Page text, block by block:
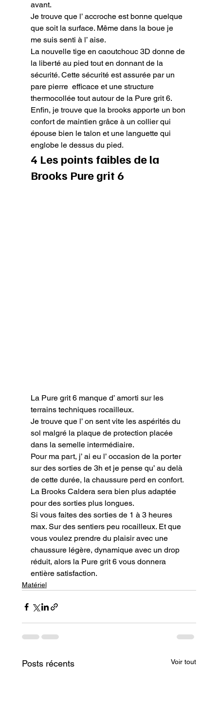
avant.
Je trouve que l’ accroche est bonne quelque
que soit la surface. Même dans la boue je
me suis senti à l’ aise.
La nouvelle tige en caoutchouc 3D donne de
la liberté au pied tout en donnant de la
sécurité. Cette sécurité est assurée par un
pare pierre  efficace et une structure
thermocollée tout autour de la Pure grit 6.
Enfin, je trouve que la brooks apporte un bon
confort de maintien grâce à un collier qui
épouse bien le talon et une languette qui
englobe le dessus du pied.
4 Les points faibles de la
Brooks Pure grit 6
La Pure grit 6 manque d’ amorti sur les
terrains techniques rocailleux.
Je trouve que l’ on sent vite les aspérités du
sol malgré la plaque de protection placée
dans la semelle intermédiaire.
Pour ma part, j’ ai eu l’ occasion de la porter
sur des sorties de 3h et je pense qu’ au delà
de cette durée, la chaussure perd en confort.
La Brooks Caldera sera bien plus adaptée
pour des sorties plus longues.
Si vous faites des sorties de 1 à 3 heures
max. Sur des sentiers peu rocailleux. Et que
vous voulez prendre du plaisir avec une
chaussure légère, dynamique avec un drop
réduit, alors la Pure grit 6 vous donnera
entière satisfaction.
Matériel
Posts récents Voir tout